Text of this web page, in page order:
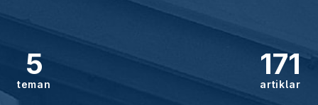
5
teman
171
artiklar